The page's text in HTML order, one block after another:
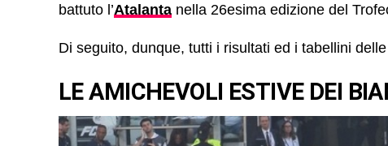
battuto l’Atalanta nella 26esima edizione del
Di seguito, dunque, tutti i risultati ed i tabellini
LE AMICHEVOLI ESTIVE DEI